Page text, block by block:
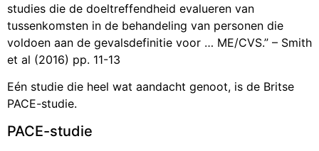
studies die de doeltreffendheid evalueren van
tussenkomsten in de behandeling van personen die
voldoen aan de gevalsdefinitie voor … ME/CVS.” – Smith
et al (2016) pp. 11-13
Eén studie die heel wat aandacht genoot, is de Britse
PACE-studie.
PACE-studie